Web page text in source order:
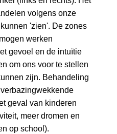
volgens onze
'zien'. De zones
werken
gevoel en de intuïtie
om ons voor te stellen
zijn. Behandeling
geval van kinderen
meer dromen en
op school).